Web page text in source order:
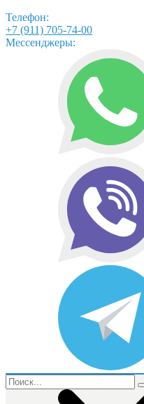
Телефон:
+7 (911) 705-74-00
Мессенджеры: